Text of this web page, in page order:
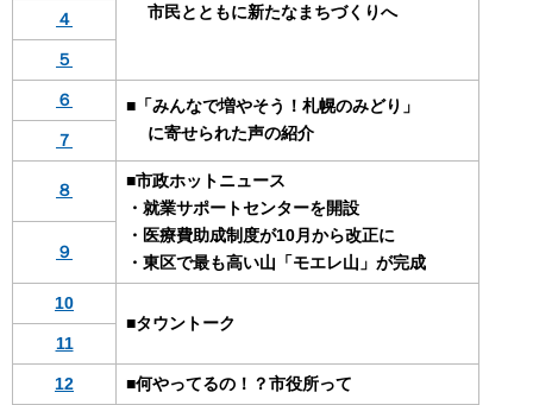
市民とともに新たなまちづくりへ
４
５
６
■「みんなで増やそう！札幌のみどり」
に寄せられた声の紹介
７
８
■市政ホットニュース
・就業サポートセンターを開設
・医療費助成制度が10月から改正に
・東区で最も高い山「モエレ山」が完成
９
10
■タウントーク
11
12 ■何やってるの！？市役所って